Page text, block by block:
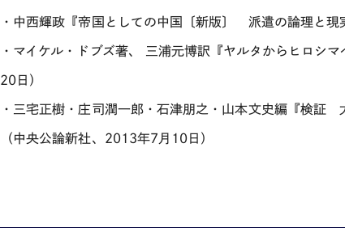
・中西輝政『帝国としての中国〔新版〕 派遣の論理と
・マイケル・ドブズ著、 三浦元博訳『ヤルタからヒロ
20日）
・三宅正樹・庄司潤一郎・石津朋之・山本文史編『検
（中央公論新社、2013年7月10日）